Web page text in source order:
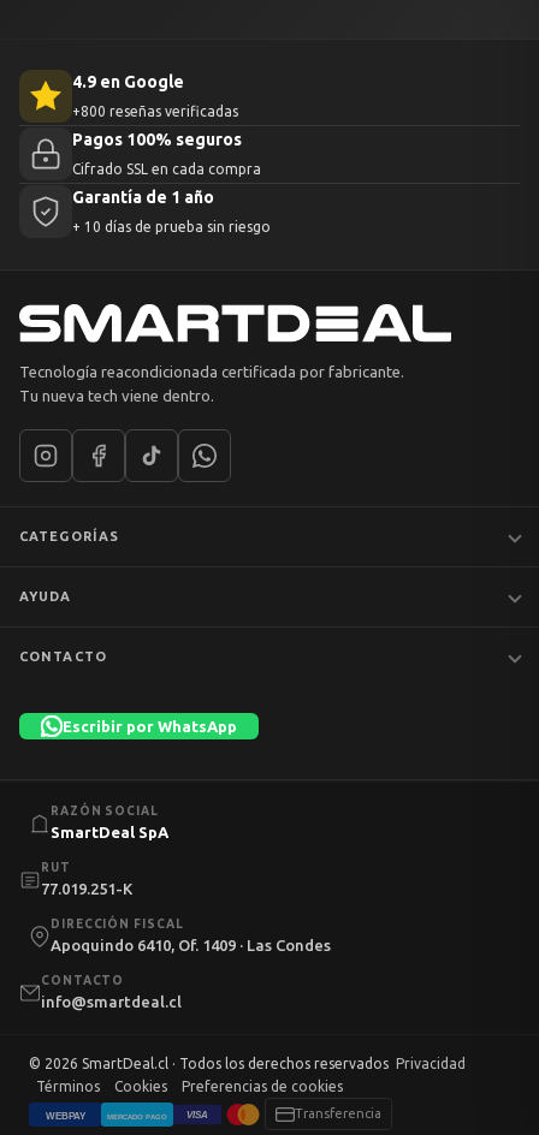
4.9 en Google
+800 reseñas verificadas
Pagos 100% seguros
Cifrado SSL en cada compra
Garantía de 1 año
+ 10 días de prueba sin riesgo
Tecnología reacondicionada certificada por fabricante.
Tu nueva tech viene dentro.
CATEGORÍAS
Liquidación
AYUDA
Términos y condiciones
Mi cuenta
CONTACTO
Las Condes, Santiago
+56 9 7753 1523
Escribir por WhatsApp
RAZÓN SOCIAL
SmartDeal SpA
RUT
77.019.251-K
DIRECCIÓN FISCAL
Apoquindo 6410, Of. 1409 · Las Condes
CONTACTO
info@smartdeal.cl
© 2026 SmartDeal.cl · Todos los derechos reservados
Privacidad
Términos
Cookies Preferencias de cookies
WEBPAY MERCADO PAGO VISA Transferencia